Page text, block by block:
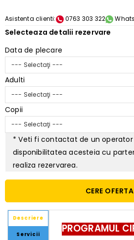
Asistenta clienti: 0763 303 322
Selecteaza detalii rezervare
Data de plecare
--- Selectaţi ---
Adulti
--- Selectaţi ---
Copii
--- Selectaţi ---
* Veti fi contactat de un
disponibilitatea acesteia cu
realiza rezervarea.
CERE OFERTA
Descriere
Servicii
PROGRAMUL